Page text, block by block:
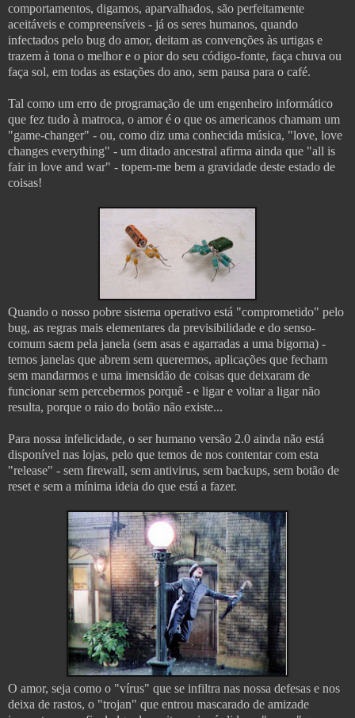
comportamentos, digamos, aparvalhados, são perfeitamente
aceitáveis e compreensíveis - já os seres humanos, quando
infectados pelo bug do amor, deitam as convenções às urtigas e
trazem à tona o melhor e o pior do seu código-fonte, faça chuva ou
faça sol, em todas as estações do ano, sem pausa para o café.
Tal como um erro de programação de um engenheiro informático
que fez tudo à matroca, o amor é o que os americanos chamam um
"game-changer" - ou, como diz uma conhecida música, "love, love
changes everything" - um ditado ancestral afirma ainda que "all is
fair in love and war" - topem-me bem a gravidade deste estado de
coisas!
Quando o nosso pobre sistema operativo está "comprometido" pelo
bug, as regras mais elementares da previsibilidade e do senso-
comum saem pela janela (sem asas e agarradas a uma bigorna) -
temos janelas que abrem sem querermos, aplicações que fecham
sem mandarmos e uma imensidão de coisas que deixaram de
funcionar sem percebermos porquê - e ligar e voltar a ligar não
resulta, porque o raio do botão não existe...
Para nossa infelicidade, o ser humano versão 2.0 ainda não está
disponível nas lojas, pelo que temos de nos contentar com esta
"release" - sem firewall, sem antivirus, sem backups, sem botão de
reset e sem a mínima ideia do que está a fazer.
O amor, seja como o "vírus" que se infiltra nas nossa defesas e nos
deixa de rastos, o "trojan" que entrou mascarado de amizade